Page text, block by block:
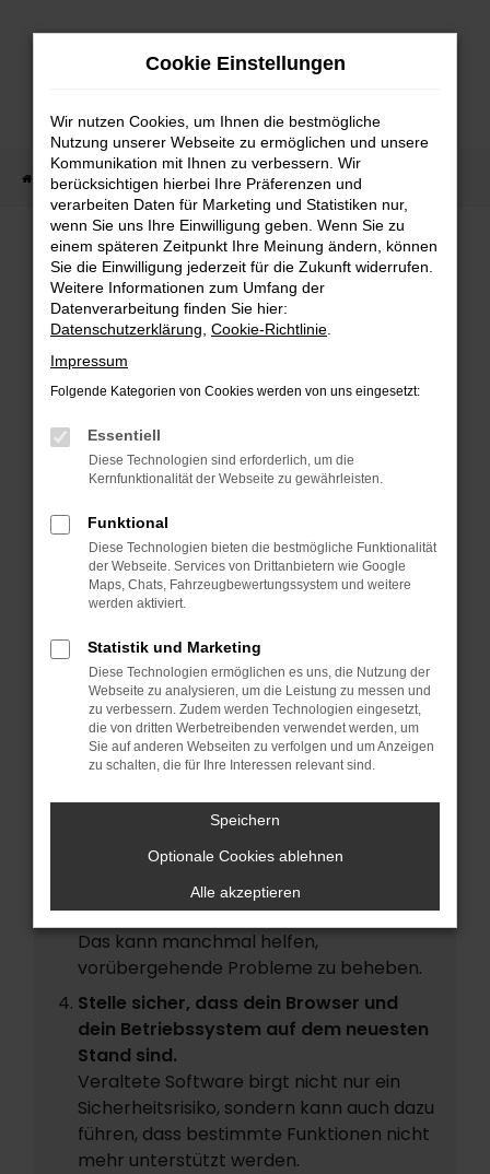
Zum
Startseite Fahrzeug Showroom Fahrzeugbestand
FAHRZEUGBESTAND
Bei Neuwagen Autoland finden Sie eine große
Auswahl an Marken und Modellen.
FEHLER: NETWORK
ERROR
Beim Laden ist ein Fehler aufgetreten.
Hier sind ein paar Tipps, die dir helfen
können:
Überprüfe deine Firewall und deine
Internetverbindung.
Laden andere Webseiten, zum Beispiel
deine Suchmaschine?
Prüfe deine Browsererweiterungen.
Manche Erweiterungen, wie
Werbeblocker, können das Laden
bestimmter Seiten verhindern.
Funktioniert die Seite in einem anderen
Browser oder in einem privaten Fenster?
Starte dein Gerät neu.
Das kann manchmal helfen,
vorübergehende Probleme zu beheben.
Stelle sicher, dass dein Browser und
dein Betriebssystem auf dem neuesten
Stand sind.
Veraltete Software birgt nicht nur ein
Sicherheitsrisiko, sondern kann auch dazu
führen, dass bestimmte Funktionen nicht
mehr unterstützt werden.
Cookie Einstellungen
Wir nutzen Cookies, um Ihnen die bestmögliche
Nutzung unserer Webseite zu ermöglichen und unsere
Kommunikation mit Ihnen zu verbessern. Wir
berücksichtigen hierbei Ihre Präferenzen und
verarbeiten Daten für Marketing und Statistiken nur,
wenn Sie uns Ihre Einwilligung geben. Wenn Sie zu
einem späteren Zeitpunkt Ihre Meinung ändern, können
Sie die Einwilligung jederzeit für die Zukunft widerrufen.
Weitere Informationen zum Umfang der
Datenverarbeitung finden Sie hier:
Datenschutzerklärung Cookie-Richtlinie
Impressum
Folgende Kategorien von Cookies werden von uns eingesetzt:
Essentiell
Diese Technologien sind erforderlich, um die
Kernfunktionalität der Webseite zu gewährleisten.
Funktional
Diese Technologien bieten die bestmögliche Funktionalität
der Webseite. Services von Drittanbietern wie Google
Maps, Chats, Fahrzeugbewertungssystem und weitere
werden aktiviert.
Statistik und Marketing
Diese Technologien ermöglichen es uns, die Nutzung der
Webseite zu analysieren, um die Leistung zu messen und
zu verbessern. Zudem werden Technologien eingesetzt,
die von dritten Werbetreibenden verwendet werden, um
Sie auf anderen Webseiten zu verfolgen und um Anzeigen
zu schalten, die für Ihre Interessen relevant sind.
Speichern
Optionale Cookies ablehnen
Alle akzeptieren